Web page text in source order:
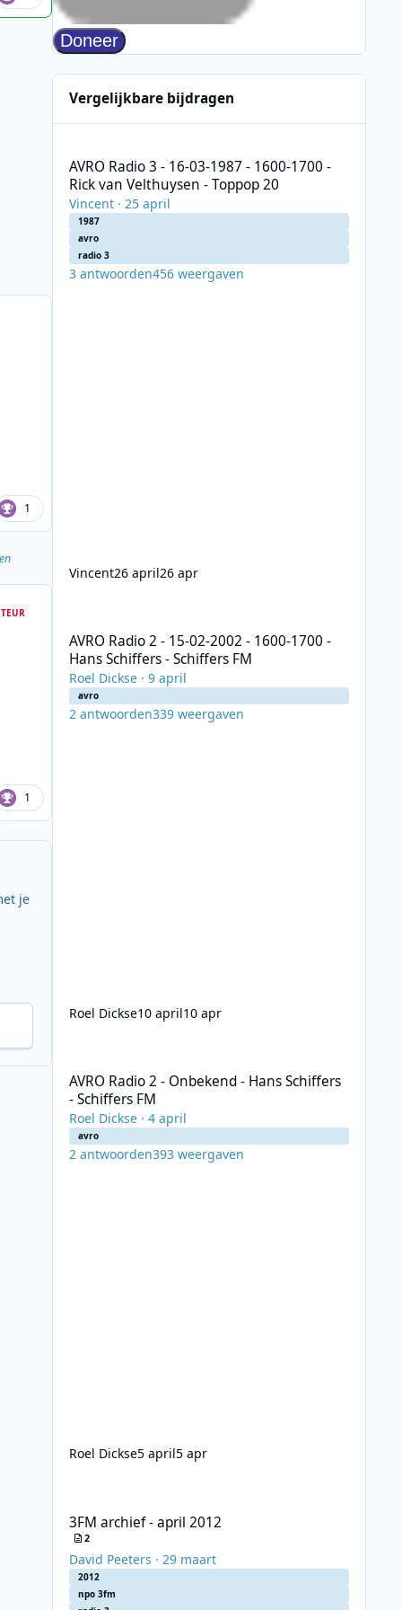
1
1
je
Vergelijkbare bijdragen
AVRO Radio 3 - 16-03-1987 - 1600-1700 -
Rick van Velthuysen - Toppop 20
Vincent· 25 april
1987
avro
radio 3
3 antwoorden456 weergaven
Vincent26 april26 apr
AVRO Radio 2 - 15-02-2002 - 1600-1700 -
Hans Schiffers - Schiffers FM
Roel Dickse· 9 april
avro
2 antwoorden339 weergaven
Roel Dickse10 april10 apr
AVRO Radio 2 - Onbekend - Hans Schiffers
- Schiffers FM
Roel Dickse· 4 april
avro
2 antwoorden393 weergaven
Roel Dickse5 april5 apr
3FM archief - april 2012
2
David Peeters · 29 maart
2012
npo 3fm